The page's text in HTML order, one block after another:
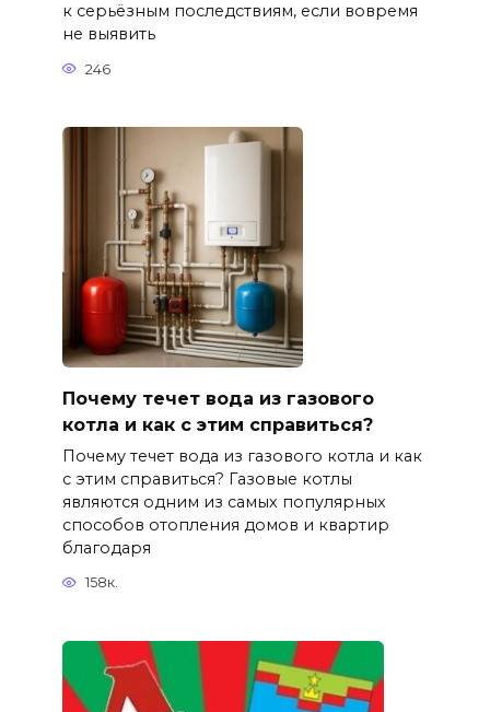
к серьёзным последствиям, если вовремя
не выявить
246
Почему течет вода из газового
котла и как с этим справиться?
Почему течет вода из газового котла и как
с этим справиться? Газовые котлы
являются одним из самых популярных
способов отопления домов и квартир
благодаря
158к.